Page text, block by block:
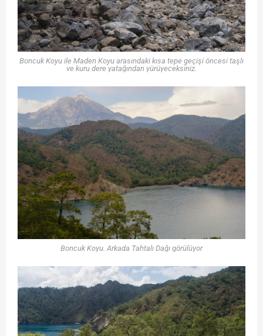
Boncuk Koyu ile Maden Koyu arasındaki kısa tepe geçişi öncesi taşlı
ve kuru dere yatağından yürüyeceksiniz.
Boncuk Koyu. Arkada Tahtalı Dağı görülüyor